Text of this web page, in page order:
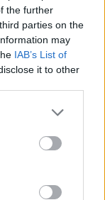
the further
parties on the
may
IAB’s List of
it to other
blikt
steeds
zo ziet
bleef Ajax